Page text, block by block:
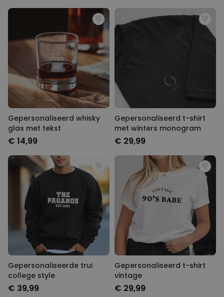
Gepersonaliseerd whisky
glas met tekst
€ 14,99
Gepersonaliseerd t-shirt
met winters monogram
€ 29,99
Gepersonaliseerde trui
college style
€ 39,99
Gepersonaliseerd t-shirt
vintage
€ 29,99